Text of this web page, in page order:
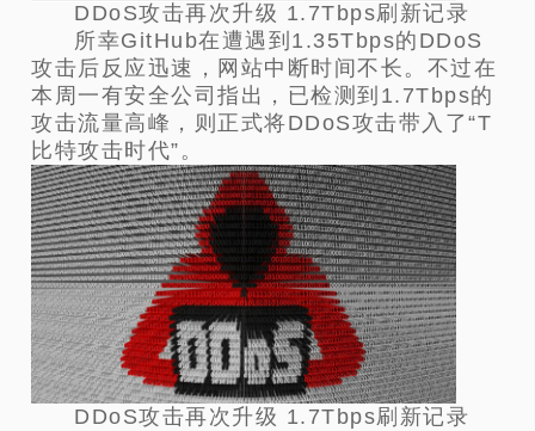
DDoS攻击再次升级 1.7Tbps刷新记录
所幸GitHub在遭遇到1.35Tbps的DDoS
攻击后反应迅速，网站中断时间不长。不过在
本周一有安全公司指出，已检测到1.7Tbps的
攻击流量高峰，则正式将DDoS攻击带入了“T
比特攻击时代”。
DDoS攻击再次升级 1.7Tbps刷新记录